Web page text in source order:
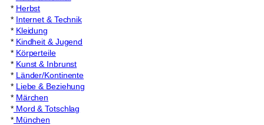
* Herbst
* Internet & Technik
* Kleidung
* Kindheit & Jugend
* Körperteile
* Kunst & Inbrunst
* Länder/Kontinente
* Liebe & Beziehung
* Märchen
*Mord & Totschlag
*München